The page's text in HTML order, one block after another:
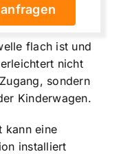
flach ist und
nicht
sondern
Kinderwagen.
kann eine
installiert